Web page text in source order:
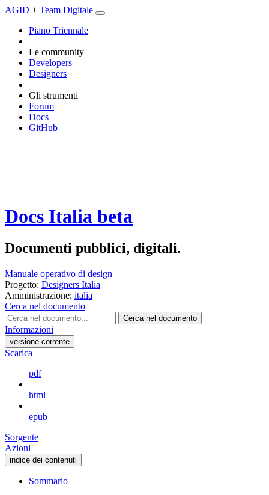
AGID + Team Digitale
Piano Triennale
Le community
Developers
Designers
Gli strumenti
Forum
Docs
GitHub
Docs Italia beta
Documenti pubblici, digitali.
Manuale operativo di design
Progetto: Designers Italia
Amministrazione: italia
Cerca nel documento
Cerca nel documento
Informazioni
versione-corrente
Scarica
pdf
html
epub
Sorgente
Azioni
indice dei contenuti
Sommario